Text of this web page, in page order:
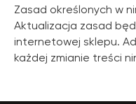
Zasad określonych w
Aktualizacja zasad
internetowej sklepu.
każdej zmianie treści